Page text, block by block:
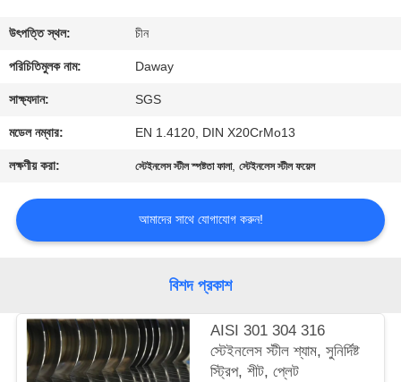
মান
নিয়ন্ত্রণ
যোগাযোগ
করুন
উদ্ধৃতির
জন্য
সাইট
ম্যাপ
উৎপত্তি স্থল: চীন
পরিচিতিমুলক নাম: Daway
সাক্ষ্যদান: SGS
মডেল নম্বার: EN 1.4120, DIN X20CrMo13
লক্ষণীয় করা: স্টেইনলেস স্টীল স্পষ্টতা ফালা,স্টেইনলেস স্টীল ফয়েল
আমাদের সাথে যোগাযোগ করুন!
বিশদ প্রকাশ
AISI 301 304 316
স্টেইনলেস স্টীল শ্যাম, সুনির্দিষ্ট
স্ট্রিপ, শীট, প্লেট